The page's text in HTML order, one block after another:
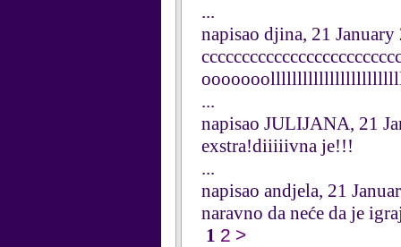
...
napisao djina, 21 January
...
napisao JULIJANA, 21
exstra!diiiiivna je!!!
...
napisao andjela, 21
naravno da neće da je
1 2 >